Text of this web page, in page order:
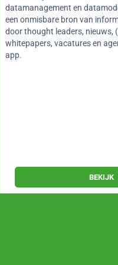
datamanagement en
een onmisbare bron van
door thought leaders, nieuws,
whitepapers, vacatures en
app.
BEKIJK